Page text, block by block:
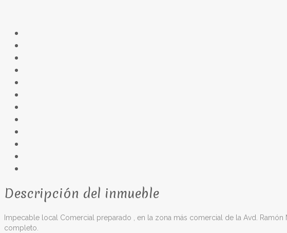
Descripción del inmueble
Impecable local Comercial preparado , en la zona más comercial de la Avd.
completo.